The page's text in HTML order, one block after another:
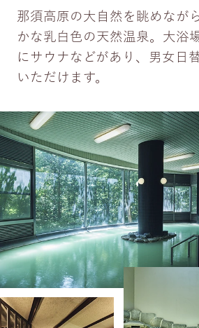
那須高原の大自然を眺めなが
かな乳白色の天然温泉。大浴
にサウナなどがあり、男女日
いただけます。